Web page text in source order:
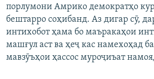
порлумони Амрико демократҳо
бештарро соҳибанд. Аз дигар сӯ,
интихобот ҳама бо маъракаҳои
машғул аст ва ҳеҷ кас намехоҳад
мавзӯъҳои ҳассос муроҷиъат